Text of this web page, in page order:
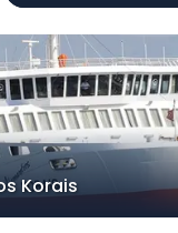
Korais